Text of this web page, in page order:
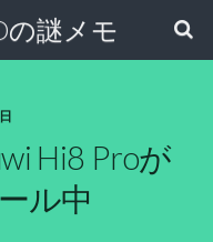
の謎メモ
Hi8 Proが
ル中